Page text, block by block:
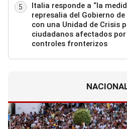
5
Italia responde a “la
represalia del Gobierno de
con una Unidad de Crisis
ciudadanos afectados
controles fronterizos